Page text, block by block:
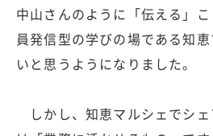
中山さんのように「伝える」
員発信型の学びの場である知
いと思うようになりました。
しかし、知恵マルシェでシ